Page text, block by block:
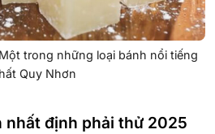
trong những loại bánh nổi tiếng
Quy Nhơn
nhất định phải thử 2025